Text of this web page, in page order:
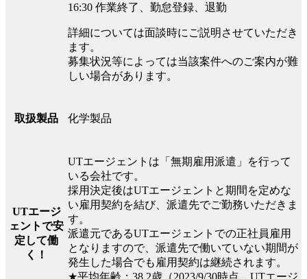
16:30 作業終了、勤怠登録、退勤
詳細については面談時にご説明させていただき
ます。
募集状況等によっては当該案件へのご案内が難
しい場合があります。
取扱製品 化学製品
UTエージ
ェントで安
定して働
く！
UTエージェントは「無期雇用派遣」を行って
いる会社です。
採用決定後はUTエージェントと期間を定めな
い雇用契約を結び、派遣先でご勤務いただきま
す。
派遣元であるUTエージェントでの正社員雇用
となりますので、派遣先で働いていない期間が
発生した場合でも雇用契約は継続されます。
★平均年齢：38.2歳（2023/9/30時点、UTエージ